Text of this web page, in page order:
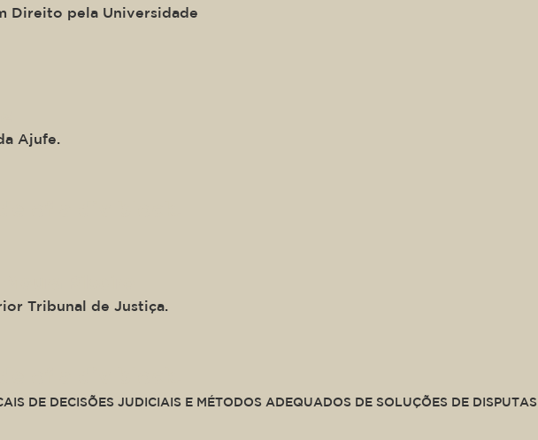
Direito pela Universidade
Ajufe.
Tribunal de Justiça.
DE DECISÕES JUDICIAIS E MÉTODOS ADEQUADOS DE SOLUÇÕES DE DISPUTAS